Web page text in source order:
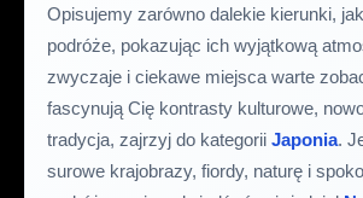
Opisujemy zarówno dalekie kierunki,
podróże, pokazując ich wyjątkową
zwyczaje i ciekawe miejsca warte
fascynują Cię kontrasty kulturowe,
tradycja, zajrzyj do kategorii Japonia.
surowe krajobrazy, fiordy, naturę i